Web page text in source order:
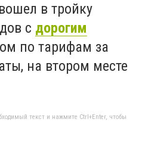
в тройку
с дорогим
по тарифам за
на втором месте
текст и нажмите Ctrl+Enter, чтобы